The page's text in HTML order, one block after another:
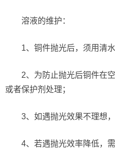
溶液的维护：
1、铜件抛光后，须用清
2、为防止抛光后铜件在
或者保护剂处理；
3、如遇抛光效果不理想
4、若遇抛光效率降低，需